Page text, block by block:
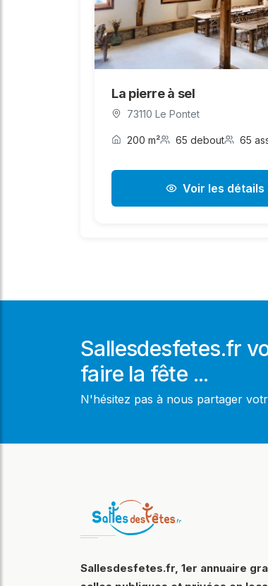
La pierre à sel
73110 Le Pontet
200 m² 65 debout 65
Voir les détails
Sallesdesfetes.fr
faire la fête ...
N'hésitez pas à nous partager
Sallesdesfetes.fr, 1er annuaire